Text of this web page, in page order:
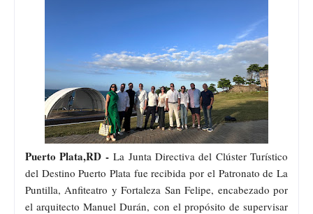
Puerto Plata,RD - La Junta Directiva del Clúster Turístico
del Destino Puerto Plata fue recibida por el Patronato de La
Puntilla, Anfiteatro y Fortaleza San Felipe, encabezado por
el arquitecto Manuel Durán, con el propósito de supervisar